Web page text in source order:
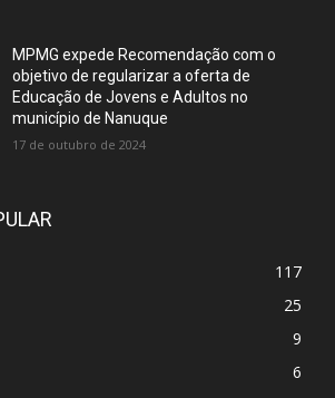
MPMG expede Recomendação com o
objetivo de regularizar a oferta de
Educação de Jovens e Adultos no
município de Nanuque
17 de outubro de 2024
117
25
9
6